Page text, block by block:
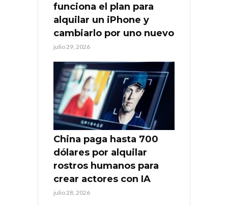
funciona el plan para
alquilar un iPhone y
cambiarlo por uno nuevo
julio 29, 2026
China paga hasta 700
dólares por alquilar
rostros humanos para
crear actores con IA
julio 28, 2026